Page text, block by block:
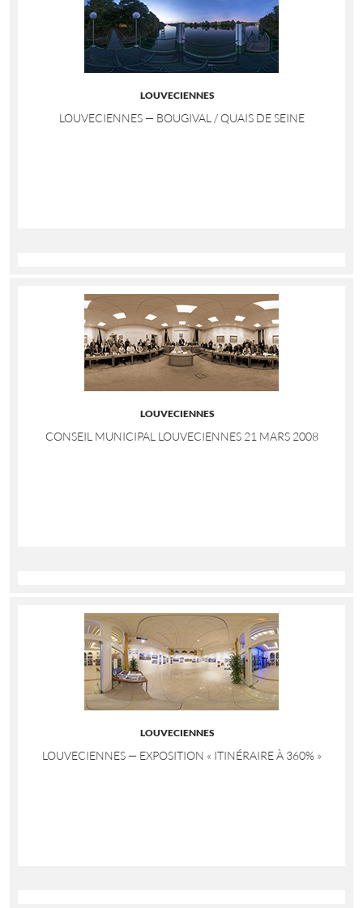
LOUVECIENNES
LOUVECIENNES — BOUGIVAL / QUAIS DE SEINE
LOUVECIENNES
CONSEIL MUNICIPAL LOUVECIENNES 21 MARS 2008
LOUVECIENNES
LOUVECIENNES — EXPOSITION « ITINÉRAIRE À 360% »